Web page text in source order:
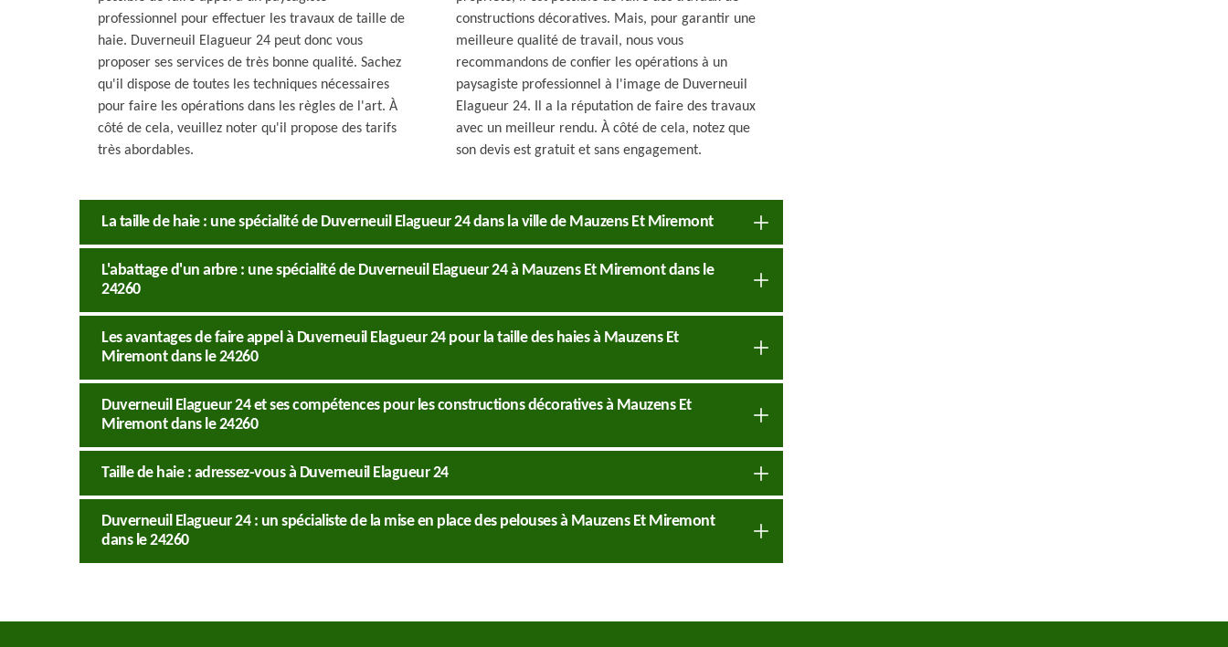
professionnel pour effectuer les travaux de taille de
haie. Duverneuil Elagueur 24 peut donc vous
proposer ses services de très bonne qualité. Sachez
qu'il dispose de toutes les techniques nécessaires
pour faire les opérations dans les règles de l'art. À
côté de cela, veuillez noter qu'il propose des tarifs
très abordables.
constructions décoratives. Mais, pour garantir une
meilleure qualité de travail, nous vous
recommandons de confier les opérations à un
paysagiste professionnel à l'image de Duverneuil
Elagueur 24. Il a la réputation de faire des travaux
avec un meilleur rendu. À côté de cela, notez que
son devis est gratuit et sans engagement.
La taille de haie : une spécialité de Duverneuil Elagueur 24 dans la ville de Mauzens Et Miremont
L'abattage d'un arbre : une spécialité de Duverneuil Elagueur 24 à Mauzens Et Miremont dans le
24260
Les avantages de faire appel à Duverneuil Elagueur 24 pour la taille des haies à Mauzens Et
Miremont dans le 24260
Duverneuil Elagueur 24 et ses compétences pour les constructions décoratives à Mauzens Et
Miremont dans le 24260
Taille de haie : adressez-vous à Duverneuil Elagueur 24
Duverneuil Elagueur 24 : un spécialiste de la mise en place des pelouses à Mauzens Et Miremont
dans le 24260